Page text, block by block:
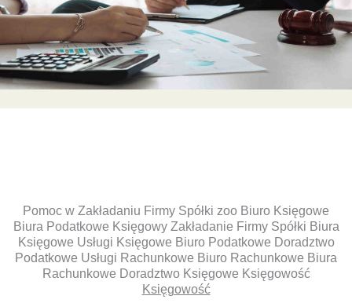
Pomoc w Zakładaniu Firmy Spółki zoo Biuro Księgowe
Biura Podatkowe Księgowy Zakładanie Firmy Spółki Biura
Księgowe Usługi Księgowe Biuro Podatkowe Doradztwo
Podatkowe Usługi Rachunkowe Biuro Rachunkowe Biura
Rachunkowe Doradztwo Księgowe Księgowość
Księgowość